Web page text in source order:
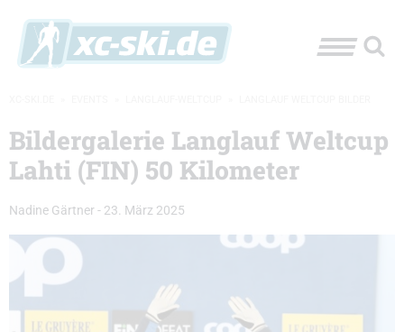
Bildergalerie Langlauf Weltcup
Lahti (FIN) 50 Kilometer
Nadine Gärtner - 23. März 2025